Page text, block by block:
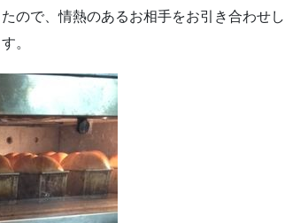
ので、情熱のあるお相手をお引き合わせし
。